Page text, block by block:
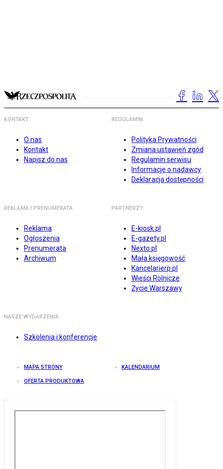
KONTAKT
O nas
Kontakt
Napisz do nas
REGULAMIN
Polityka Prywatności
Zmiana ustawień zgód
Regulamin serwisu
Informacje o nadawcy
Deklaracja dostępności
REKLAMA I PRENUMERATA
Reklama
Ogłoszenia
Prenumerata
Archiwum
PARTNERZY
E-kiosk.pl
E-gazety.pl
Nexto.pl
Mała księgowość
Kancelarierp.pl
Wieści Rolnicze
Życie Warszawy
NASZE WYDARZENIA
Szkolenia i konferencje
MAPA STRONY KALENDARIUM
OFERTA PRODUKTOWA